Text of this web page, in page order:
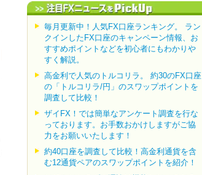
毎月更新中！人気FX口座ランキング。 ラン
クインしたFX口座のキャンペーン情報、お
すすめポイントなどを初心者にもわかりや
すく解説。
高金利で人気のトルコリラ。 約30のFX口座
の「トルコリラ/円」のスワップポイントを
調査して比較！
ザイFX！では簡単なアンケート調査を行な
っております。お手数おかけしますがご協
力をお願いいたします！
約40口座を調査して比較！高金利通貨を含
む12通貨ペアのスワップポイントを紹介！